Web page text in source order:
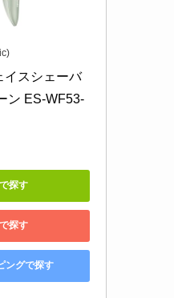
イスシェーバ
ン ES-WF53-
探す
探す
ングで探す